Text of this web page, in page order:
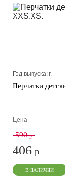
Год выпуска: г.
Перчатки
Цена
590р.
406 р.
В НАЛИЧИИ